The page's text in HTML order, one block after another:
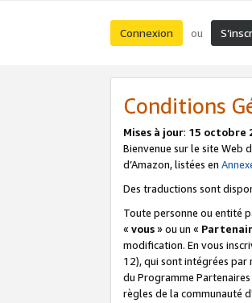
Connexion ou
Conditions
Mises à jour: 15 octobre
Bienvenue sur le site Web
d’Amazon, listées en
Des traductions sont
Toute personne ou entité
« vous» ou un «
modification. En vous
12), qui sont intégrées par
du Programme
règles de la communauté